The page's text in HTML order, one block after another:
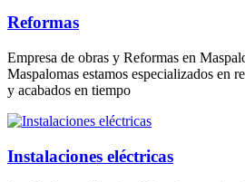
Reformas
Empresa de obras y Reformas en
Maspalomas estamos especializados en
y acabados en tiempo
Instalaciones eléctricas